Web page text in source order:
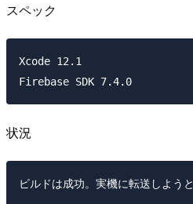
スペック
Xcode 12.1
状況
ビルドは成功。実機に転送しよう